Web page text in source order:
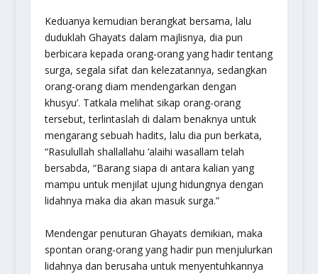
Keduanya kemudian berangkat bersama, lalu
duduklah Ghayats dalam majlisnya, dia pun
berbicara kepada orang-orang yang hadir tentang
surga, segala sifat dan kelezatannya, sedangkan
orang-orang diam mendengarkan dengan
khusyu’. Tatkala melihat sikap orang-orang
tersebut, terlintaslah di dalam benaknya untuk
mengarang sebuah hadits, lalu dia pun berkata,
“Rasulullah shallallahu ‘alaihi wasallam telah
bersabda, “Barang siapa di antara kalian yang
mampu untuk menjilat ujung hidungnya dengan
lidahnya maka dia akan masuk surga.”
Mendengar penuturan Ghayats demikian, maka
spontan orang-orang yang hadir pun menjulurkan
lidahnya dan berusaha untuk menyentuhkannya